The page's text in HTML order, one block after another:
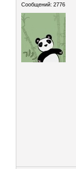
Сообщений: 2776